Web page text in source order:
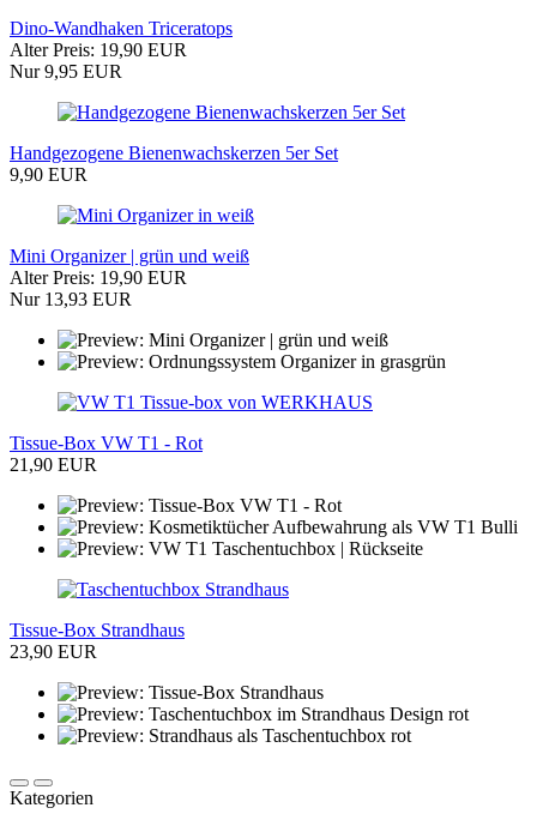
Dino-Wandhaken Triceratops
Alter Preis: 19,90 EUR
Nur 9,95 EUR
Handgezogene Bienenwachskerzen 5er Set
9,90 EUR
Mini Organizer | grün und weiß
Alter Preis: 19,90 EUR
Nur 13,93 EUR
Tissue-Box VW T1 - Rot
21,90 EUR
Tissue-Box Strandhaus
23,90 EUR
Kategorien